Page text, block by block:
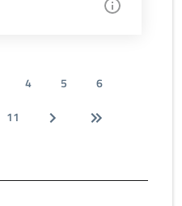
4 5
6
11